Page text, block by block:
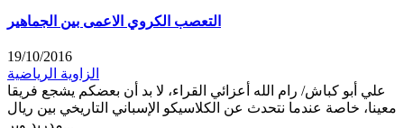
التعصب الكروي الاعمى بين الجماهير
19/10/2016
الزاوية الرياضية
علي أبو كباش/ رام الله أعزائي القراء، لا بد أن بعضكم يشجع فريقا
معينا، خاصة عندما نتحدث عن الكلاسيكو الإسباني التاريخي بين ريال